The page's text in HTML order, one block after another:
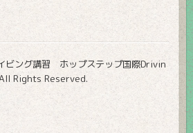
ビング講習 ホップステップ国際Drivin
Rights Reserved.